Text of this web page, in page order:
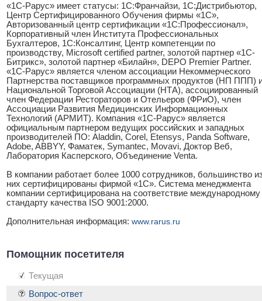
«1С-Рарус» имеет статусы: 1С:Франчайзи, 1С:Дистрибьютор,
Центр Сертифицированного Обучения фирмы «1С»,
Авторизованный центр сертификации «1С:Профессионал»,
Корпоративный член Института Профессиональных
Бухгалтеров, 1С:Консалтинг, Центр компетенции по
производству, Microsoft certified partner, золотой партнер «1С-
Битрикс», золотой партнер «Билайн», DEPO Premier Partner.
«1С-Рарус» является членом ассоциации Некоммерческого
Партнерства поставщиков программных продуктов (НП ППП)
Национальной Торговой Ассоциации (НТА), ассоциированный
член Федерации Рестораторов и Отельеров (ФРиО), член
Ассоциации Развития Медицинских Информационных
Технологий (АРМИТ). Компания «1С-Рарус» является
официальным партнером ведущих российских и западных
производителей ПО: Aladdin, Corel, Etensys, Panda Software,
Аdobe, ABBYY, Фаматек, Symantec, Movavi, Доктор Веб,
Лаборатория Касперского, Объединение Venta.
В компании работает более 1000 сотрудников, большинство
них сертифицированы фирмой «1С». Система менеджмента
компании сертифицирована на соответствие международному
стандарту качества ISO 9001:2000.
Дополнительная информация: www.rarus.ru
Помощник посетителя
Текущая
Вопрос-ответ